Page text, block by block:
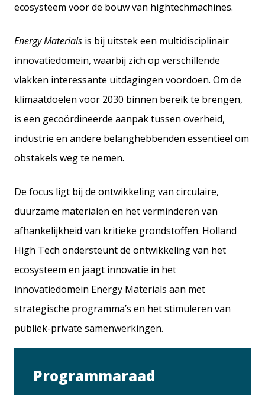
ecosysteem voor de bouw van hightechmachines.
Energy Materials is bij uitstek een multidisciplinair
innovatiedomein, waarbij zich op verschillende
vlakken interessante uitdagingen voordoen. Om de
klimaatdoelen voor 2030 binnen bereik te brengen,
is een gecoördineerde aanpak tussen overheid,
industrie en andere belanghebbenden essentieel om
obstakels weg te nemen.
De focus ligt bij de ontwikkeling van circulaire,
duurzame materialen en het verminderen van
afhankelijkheid van kritieke grondstoffen. Holland
High Tech ondersteunt de ontwikkeling van het
ecosysteem en jaagt innovatie in het
innovatiedomein Energy Materials aan met
strategische programma’s en het stimuleren van
publiek-private samenwerkingen.
Programmaraad